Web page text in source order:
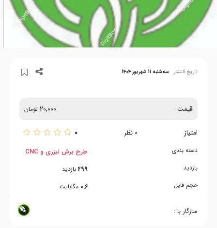
تاریخ انتشار سه‌شنبه 11 شهریور 1404
قیمت 20,000 تومان
امتیاز 0 نظر 0
دسته بندی
بازدید
حجم فایل
طرح برش لیزری و CNC
299 بازدید
0.6 مگابایت
سازگار با :